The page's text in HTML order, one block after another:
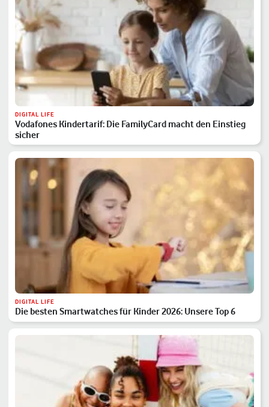
DIGITAL LIFE
Vodafones Kindertarif: Die FamilyCard macht den Einstieg
sicher
DIGITAL LIFE
Die besten Smartwatches für Kinder 2026: Unsere Top 6